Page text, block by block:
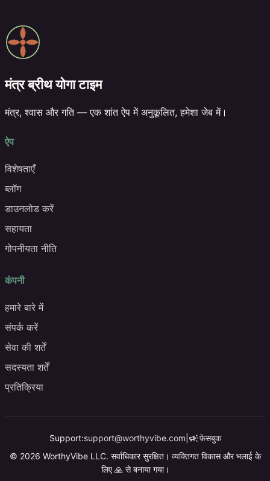
मंत्र ब्रीथ योगा टाइम
मंत्र, श्वास और गति — एक शांत ऐप में अनुकूलित, हमेशा जेब में।
ऐप
विशेषताएँ
ब्लॉग
डाउनलोड करें
सहायता
गोपनीयता नीति
कंपनी
हमारे बारे में
संपर्क करें
सेवा की शर्तें
सदस्यता शर्तें
प्रतिक्रिया
Support:support@worthyvibe.com campaignफ़ेसबुक
© 2026 WorthyVibe LLC. सर्वाधिकार सुरक्षित। व्यक्तिगत विकास और भलाई के
लिए 🙏 से बनाया गया।